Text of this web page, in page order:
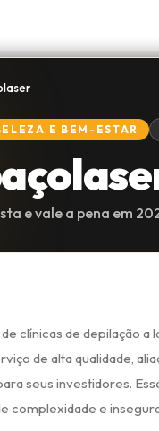
E BEM-ESTAR
e vale a pena em
clínicas de depilação
de alta qualidade,
seus investidores.
complexidade e